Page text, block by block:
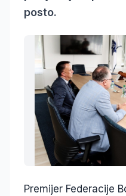
posto.
Premijer Federacije